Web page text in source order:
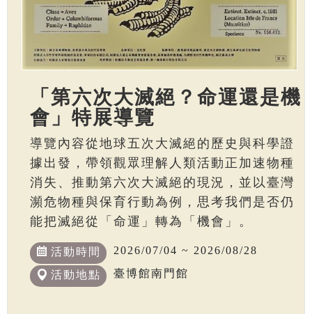
「第六次大滅絕？命運還是機
會」特展導覽
導覽內容從地球五次大滅絕的歷史與科學證
據出發，帶領觀眾理解人類活動正加速物種
消失、推動第六次大滅絕的現況，並以臺灣
瀕危物種與保育行動為例，思考我們是否仍
能把滅絕從「命運」轉為「機會」。
活動時間 2026/07/04 ~ 2026/08/28
活動地點 臺博館南門館